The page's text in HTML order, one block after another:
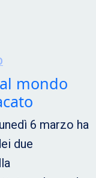
mondo
6 marzo ha
due